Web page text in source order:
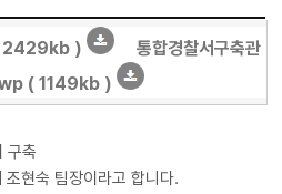
2429kb )
통합경찰서구축관
( 1149kb )
구축
현숙 팀장이라고 합니다.